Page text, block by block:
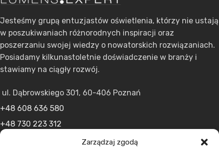
Zarządzaj zgodą
Jesteśmy grupą entuzjastów oświetlenia, którzy nie ustają
w poszukiwaniach różnorodnych inspiracji oraz
poszerzaniu swojej wiedzy o nowatorskich rozwiązaniach.
Posiadamy kilkunastoletnie doświadczenie w branży i
stawiamy na ciągły rozwój.
ul. Dąbrowskiego 301, 60-406 Poznań
+48 608 636 580
+48 730 223 312